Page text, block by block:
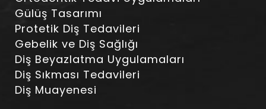
Gülüş Tasarımı
Protetik Diş Tedavileri
Gebelik ve Diş Sağlığı
Diş Beyazlatma Uygulamaları
Diş Sıkması Tedavileri
Diş Muayenesi